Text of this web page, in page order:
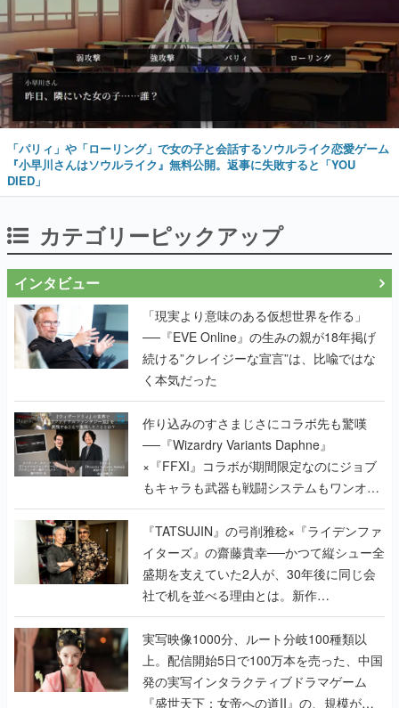
「パリィ」や「ローリング」で女の子と会話するソウルライク恋愛ゲーム
『小早川さんはソウルライク』無料公開。返事に失敗すると「YOU
DIED」
カテゴリーピックアップ
インタビュー
「現実より意味のある仮想世界を作る」
──『EVE Online』の生みの親が18年掲げ
続ける”クレイジーな宣言”は、比喩ではな
く本気だった
作り込みのすさまじさにコラボ先も驚嘆
──『Wizardry Variants Daphne』
×『FFXI』コラボが期間限定なのにジョブ
もキャラも武器も戦闘システムもワンオフ
で作り込まれた理由を両ディレクターに聞
く
『TATSUJIN』の弓削雅稔×『ライデンファ
イターズ』の齋藤貴幸──かつて縦シュー全
盛期を支えていた2人が、30年後に同じ会
社で机を並べる理由とは。新作
『TATSUJIN EXTREME』で初タッグを組
んだレジェンド2人に訊く開発秘話
実写映像1000分、ルート分岐100種類以
上。配信開始5日で100万本を売った、中国
発の実写インタラクティブドラマゲーム
『盛世天下：女帝への道II』の、規模が違